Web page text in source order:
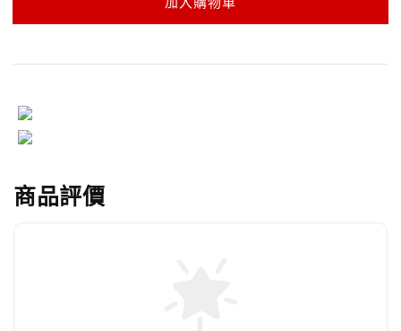
商品評價